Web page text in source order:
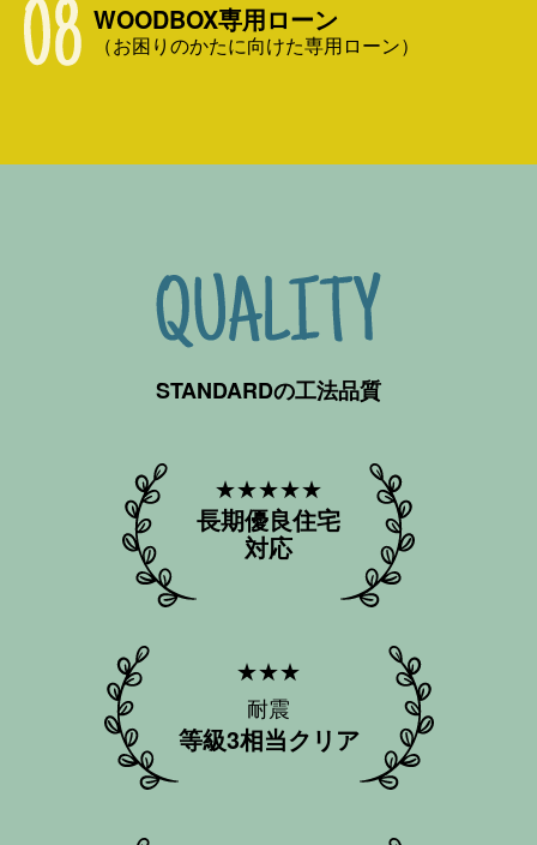
WOODBOX専用ローン
（お困りのかたに向けた専用ローン）
STANDARDの工法品質
★★★★★
長期優良住宅
対応
★★★
耐震
等級3相当クリア